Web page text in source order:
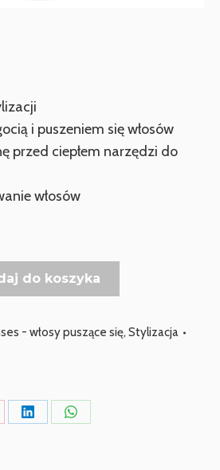
i puszeniem się włosów
przed ciepłem narzędzi do
włosów
do koszyka
- włosy puszące się, Stylizacja
UdostępnijUdostępnij